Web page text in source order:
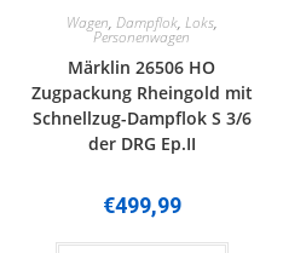
Wagen, Dampflok, Loks,
Personenwagen
Märklin 26506 HO
Zugpackung Rheingold mit
Schnellzug-Dampflok S 3/6
der DRG Ep.II
€499,99